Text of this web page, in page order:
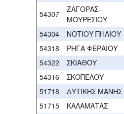
54307
ΖΑΓΟΡΑΣ-
ΜΟΥΡΕΣΙΟΥ
54304
ΝΟΤΙΟΥ ΠΗΛΙΟΥ
54318
ΡΗΓΑ ΦΕΡΑΙΟΥ
54322
ΣΚΙΑΘΟΥ
54316
ΣΚΟΠΕΛΟΥ
51718
ΔΥΤΙΚΗΣ ΜΑΝΗΣ
51715
ΚΑΛΑΜΑΤΑΣ